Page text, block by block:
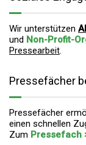
Wir unterstützen
und Non-Profit-
Pressearbeit.
Pressefächer
Pressefächer
einen schnellen
Zum Pressefach